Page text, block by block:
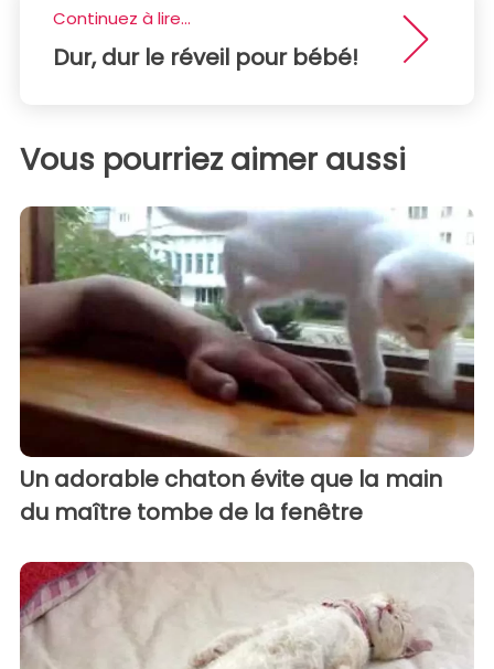
Continuez à lire...
Dur, dur le réveil pour bébé!
Vous pourriez aimer aussi
Un adorable chaton évite que la main
du maître tombe de la fenêtre